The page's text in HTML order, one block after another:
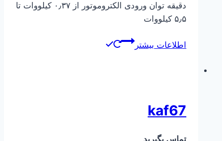
دقیقه توان ورودی الکتروموتور از ۰٫۳۷ کیلووات تا
۵٫۵ کیلووات
اطلاعات بیشتر
kaf67
تماس بگیرید